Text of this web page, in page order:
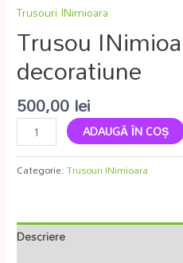
Trusouri INimioara
Trusou
decoratiune
500,00 lei
ADAUGĂ ÎN COȘ
Categorie:Trusouri INimioara
Descriere